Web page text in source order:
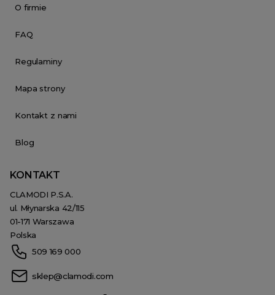
O firmie
FAQ
Regulaminy
Mapa strony
Kontakt z nami
Blog
KONTAKT
CLAMODI P.S.A.
ul. Młynarska 42/115
01-171 Warszawa
Polska
509 169 000
sklep@clamodi.com